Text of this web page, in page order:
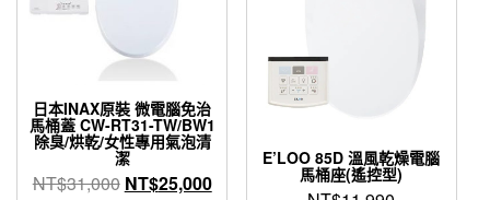
日本INAX原裝 微電腦免治
馬桶蓋 CW-RT31-TW/BW1
除臭/烘乾/女性專用氣泡清
潔
NT$31,000 原
NT$25,000目
E’LOO 85D 溫風乾燥電腦
馬桶座(遙控型)